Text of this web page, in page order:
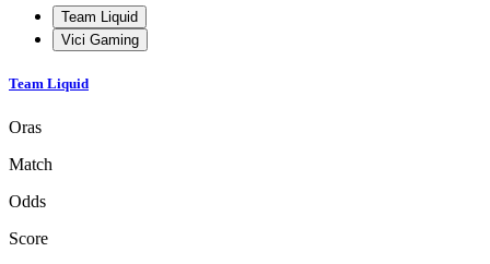
Team Liquid
Vici Gaming
Team Liquid
Oras
Match
Odds
Score